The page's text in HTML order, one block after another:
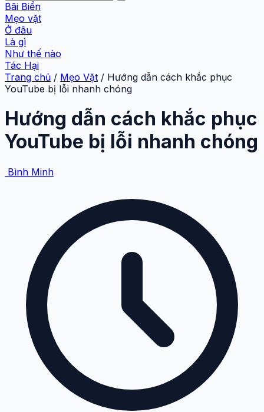
Bãi Biển
Mẹo vặt
Ở đâu
Là gì
Như thế nào
Tác Hại
Trang chủ / Mẹo Vặt / Hướng dẫn cách khắc phục
YouTube bị lỗi nhanh chóng
Hướng dẫn cách khắc phục
YouTube bị lỗi nhanh chóng
Bình Minh